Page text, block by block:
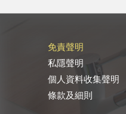
免責聲明
私隱聲明
個人資料收集聲明
條款及細則